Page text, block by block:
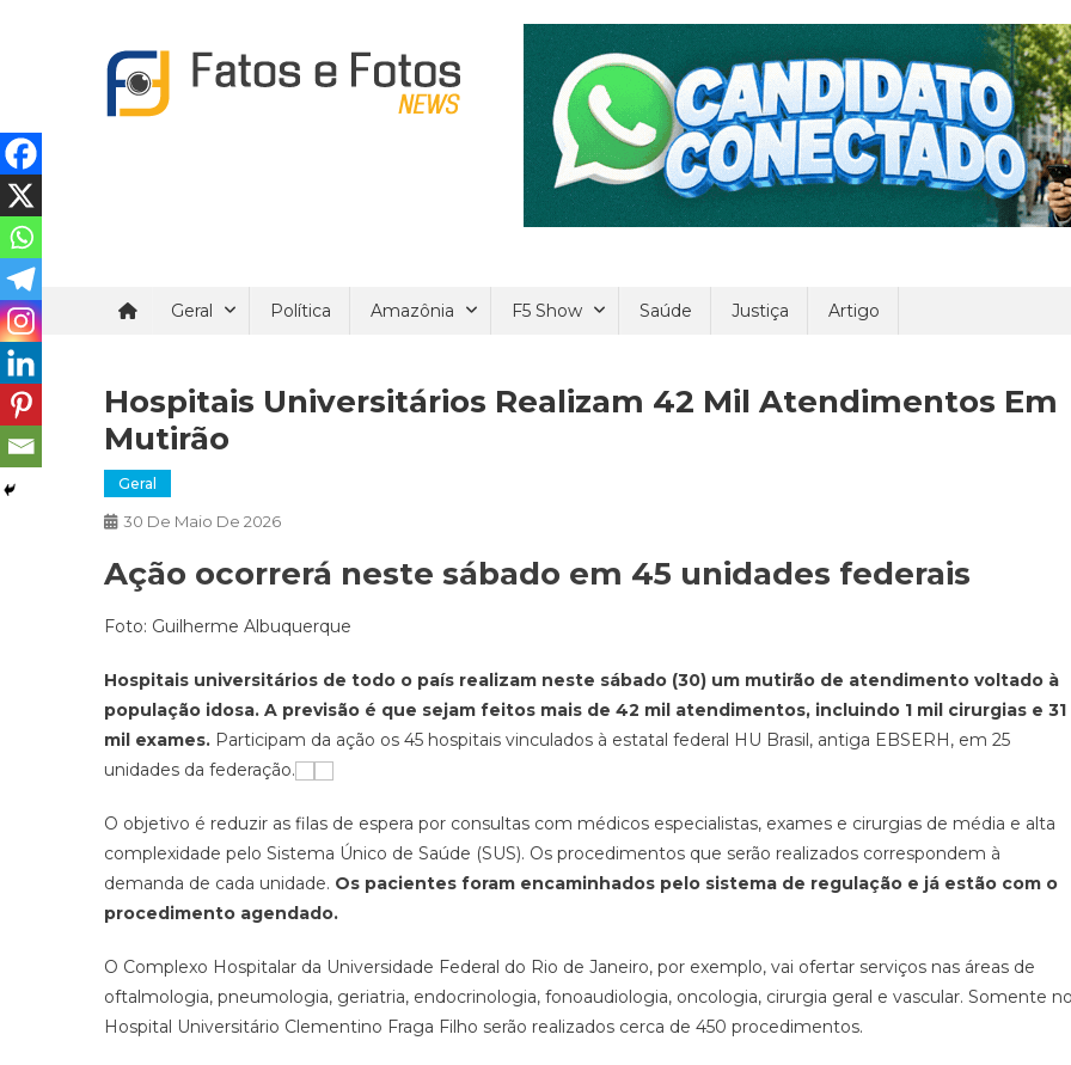
Geral Política Amazônia F5 Show Saúde Justiça Artigo
Hospitais Universitários Realizam 42 Mil Atendimentos Em
Mutirão
Geral
30 De Maio De 2026
Ação ocorrerá neste sábado em 45 unidades federais
Foto: Guilherme Albuquerque
Hospitais universitários de todo o país realizam neste sábado (30) um mutirão de atendimento voltado à
população idosa. A previsão é que sejam feitos mais de 42 mil atendimentos, incluindo 1 mil cirurgias e 31
mil exames. Participam da ação os 45 hospitais vinculados à estatal federal HU Brasil, antiga EBSERH, em 25
unidades da federação.
O objetivo é reduzir as filas de espera por consultas com médicos especialistas, exames e cirurgias de média e alta
complexidade pelo Sistema Único de Saúde (SUS). Os procedimentos que serão realizados correspondem à
demanda de cada unidade. Os pacientes foram encaminhados pelo sistema de regulação e já estão com o
procedimento agendado.
O Complexo Hospitalar da Universidade Federal do Rio de Janeiro, por exemplo, vai ofertar serviços nas áreas de
oftalmologia, pneumologia, geriatria, endocrinologia, fonoaudiologia, oncologia, cirurgia geral e vascular. Somente
Hospital Universitário Clementino Fraga Filho serão realizados cerca de 450 procedimentos.